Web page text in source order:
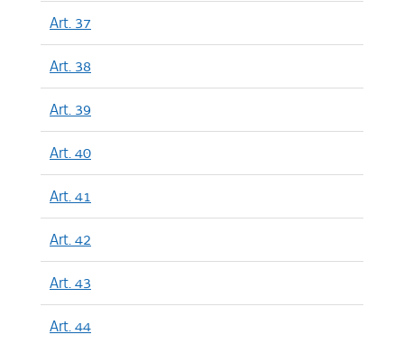
Art. 37
Art. 38
Art. 39
Art. 40
Art. 41
Art. 42
Art. 43
Art. 44